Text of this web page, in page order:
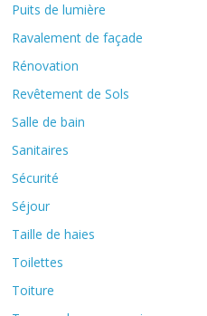
Puits de lumière
Ravalement de façade
Rénovation
Revêtement de Sols
Salle de bain
Sanitaires
Sécurité
Séjour
Taille de haies
Toilettes
Toiture